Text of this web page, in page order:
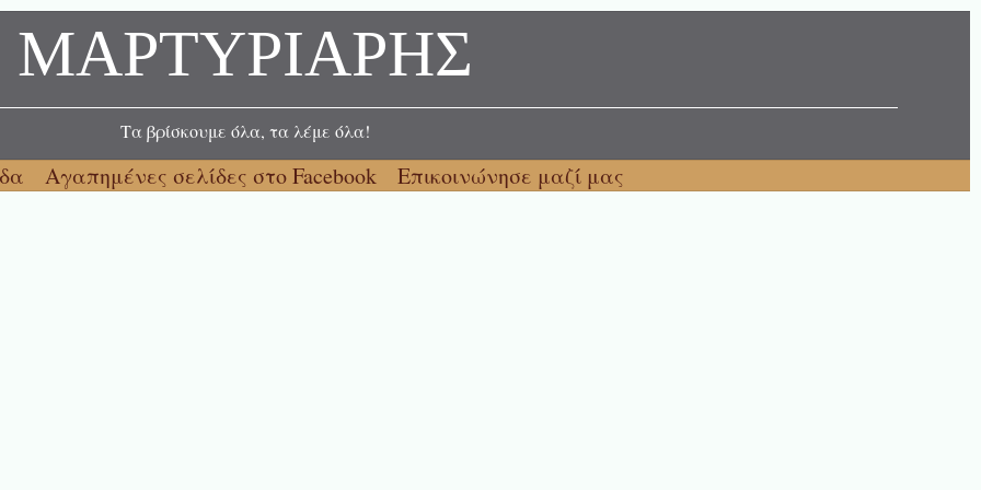
ΜΑΡΤΥΡΙΑΡΗΣ
Τα βρίσκουμε όλα, τα λέμε όλα!
Αγαπημένες σελίδες στο Facebook Επικοινώνησε μαζί μας